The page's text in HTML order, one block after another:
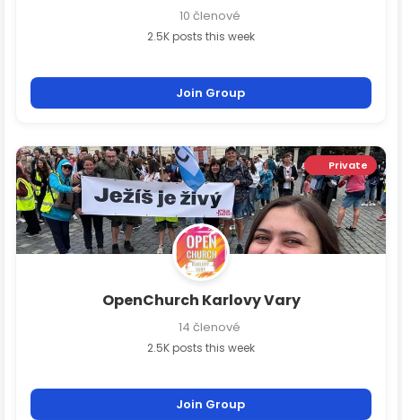
10 členové
2.5K posts this week
Join Group
Private
OpenChurch Karlovy Vary
14 členové
2.5K posts this week
Join Group